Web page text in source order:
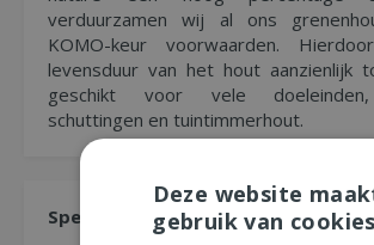
verduurzamen wij al ons
KOMO-keur voorwaarden.
levensduur van het hout aanzienlijk
geschikt voor vele
schuttingen en tuintimmerhout.
Specificaties
Deze website
gebruik van